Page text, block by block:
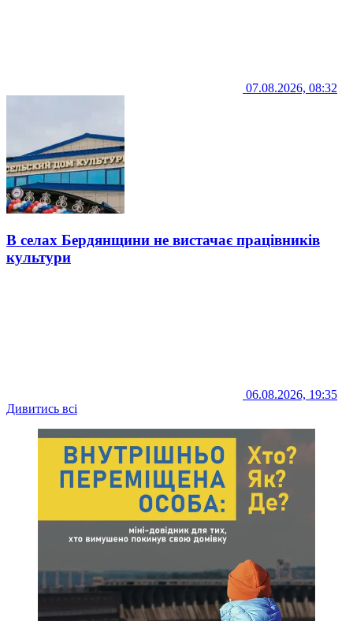
07.08.2026, 08:32
В селах Бердянщини не вистачає працівників
культури
06.08.2026, 19:35
Дивитись всі